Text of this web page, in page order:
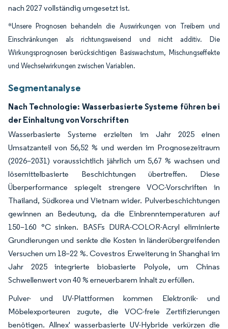
nach 2027 vollständig umgesetzt ist.
*Unsere Prognosen behandeln die Auswirkungen von Treibern und
Einschränkungen als richtungsweisend und nicht additiv. Die
Wirkungsprognosen berücksichtigen Basiswachstum, Mischungseffekte
und Wechselwirkungen zwischen Variablen.
Segmentanalyse
Nach Technologie: Wasserbasierte Systeme führen bei
der Einhaltung von Vorschriften
Wasserbasierte Systeme erzielten im Jahr 2025 einen
Umsatzanteil von 56,52 % und werden im Prognosezeitraum
(2026–2031) voraussichtlich jährlich um 5,67 % wachsen und
lösemittelbasierte Beschichtungen übertreffen. Diese
Überperformance spiegelt strengere VOC-Vorschriften in
Thailand, Südkorea und Vietnam wider. Pulverbeschichtungen
gewinnen an Bedeutung, da die Einbrenntemperaturen auf
150–160 °C sinken. BASFs DURA-COLOR-Acryl eliminierte
Grundierungen und senkte die Kosten in länderübergreifenden
Versuchen um 18–22 %. Covestros Erweiterung in Shanghai im
Jahr 2025 integrierte biobasierte Polyole, um Chinas
Schwellenwert von 40 % erneuerbarem Inhalt zu erfüllen.
Pulver- und UV-Plattformen kommen Elektronik- und
Möbelexporteuren zugute, die VOC-freie Zertifizierungen
benötigen. Allnex' wasserbasierte UV-Hybride verkürzen die